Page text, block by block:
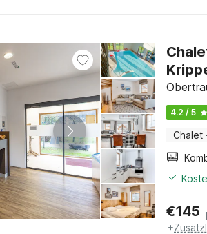
4.2 / 5
Chalet ·
€145
+